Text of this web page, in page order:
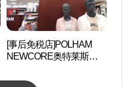
[事后免税店]POLHAM
NEWCORE奥特莱斯蔚
울산점)